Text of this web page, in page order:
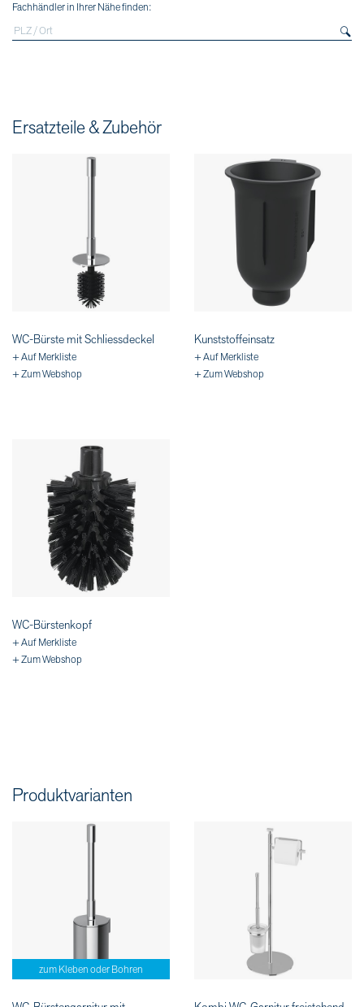
Fachhändler in Ihrer Nähe finden:
Ersatzteile & Zubehör
WC-Bürste mit Schliessdeckel
+ Auf Merkliste
+ Zum Webshop
Kunststoffeinsatz
+ Auf Merkliste
+ Zum Webshop
WC-Bürstenkopf
+ Auf Merkliste
+ Zum Webshop
Produktvarianten
zum Kleben oder Bohren